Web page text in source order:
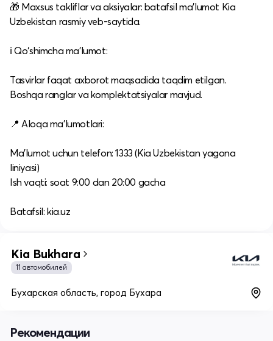
🎁 Maxsus takliflar va aksiyalar: batafsil ma’lumot Kia
Uzbekistan rasmiy veb-saytida.​
ℹ️ Qo‘shimcha ma’lumot:
Tasvirlar faqat axborot maqsadida taqdim etilgan.​
Boshqa ranglar va komplektatsiyalar mavjud.​
📍 Aloqa ma’lumotlari:
Ma’lumot uchun telefon: 1333 (Kia Uzbekistan yagona
liniyasi)​
Ish vaqti: soat 9:00 dan 20:00 gacha​
Batafsil: kia.uz
Kia Bukhara
11 автомобилей
Бухарская область, город Бухара
Рекомендации